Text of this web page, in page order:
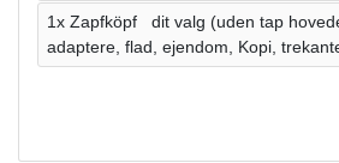
1x Zapfköpf dit valg (uden tap
adaptere, flad, ejendom, Kopi,